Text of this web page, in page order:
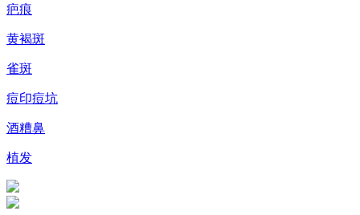
疤痕
黄褐斑
雀斑
痘印痘坑
酒糟鼻
植发